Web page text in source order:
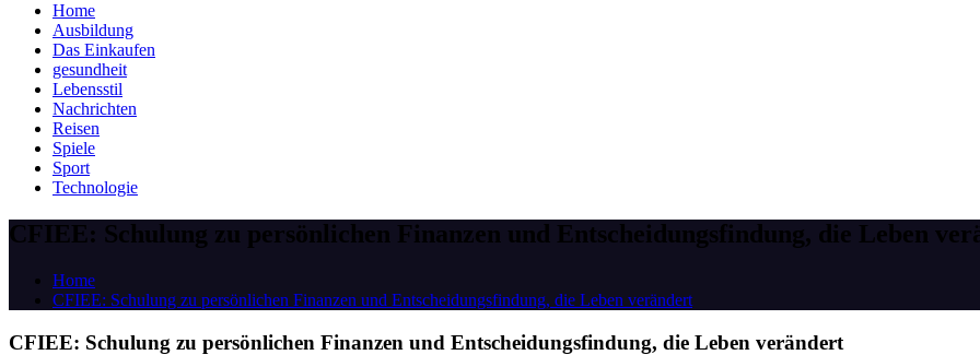
Home
Ausbildung
Das Einkaufen
gesundheit
Lebensstil
Nachrichten
Reisen
Spiele
Sport
Technologie
CFIEE: Schulung zu persönlichen Finanzen und Entscheidungsfindung, die Leben
Home
CFIEE: Schulung zu persönlichen Finanzen und Entscheidungsfindung, die Leben verändert
CFIEE: Schulung zu persönlichen Finanzen und Entscheidungsfindung, die Leben verändert